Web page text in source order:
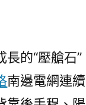
的“壓艙石
南邊電網連